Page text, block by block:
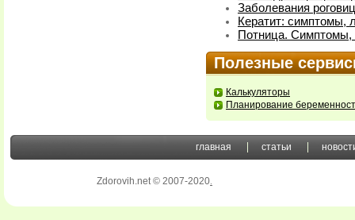
Заболевания
Кератит: симптомы,
Потница. Симптомы,
Полезные
Калькуляторы
Планирование
главная статьи
Zdorovih.net © 2007-2020